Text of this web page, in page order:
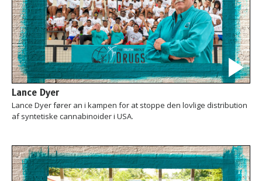
Lance Dyer
Lance Dyer fører an i kampen for at stoppe den lovlige distribution
af syntetiske cannabinoider i USA.